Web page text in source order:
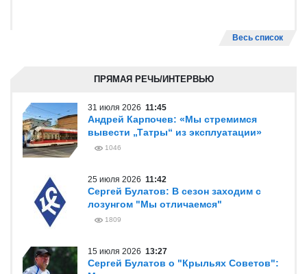
Весь список
ПРЯМАЯ РЕЧЬ/ИНТЕРВЬЮ
31 июля 2026 11:45
Андрей Карпочев: «Мы стремимся
вывести „Татры“ из эксплуатации»
1046
25 июля 2026 11:42
Сергей Булатов: В сезон заходим с
лозунгом "Мы отличаемся"
1809
15 июля 2026 13:27
Сергей Булатов о "Крыльях Советов":